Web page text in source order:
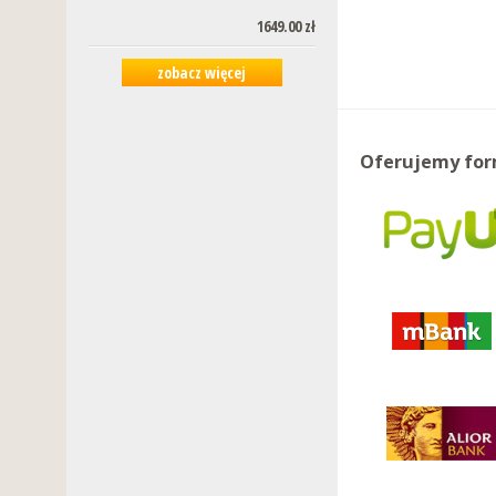
1649.00 zł
zobacz więcej
Oferujemy